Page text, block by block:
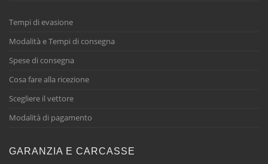
Tempi di evasione
Modalità e Tempi di consegna
Spese di consegna
Cosa fare alla ricezione
Scegliere il vettore
Modalità di pagamento
GARANZIA E CARCASSE